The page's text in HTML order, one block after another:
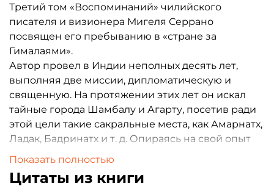
Третий том «Воспоминаний» чилийского
писателя и визионера Мигеля Серрано
посвящен его пребыванию в «стране за
Гималаями».
Автор провел в Индии неполных десять лет,
выполняя две миссии, дипломатическую и
священную. На протяжении этих лет он искал
тайные города Шамбалу и Агарту, посетив ради
этой цели такие сакральные места, как Амарнатх,
Ладак, Бадринатх и т. д. Опираясь на свой опыт
общения с йогами и мистиками, Серрано
могущество — и постигшую ее трагедию.
Показать полностью
Цитаты из книги